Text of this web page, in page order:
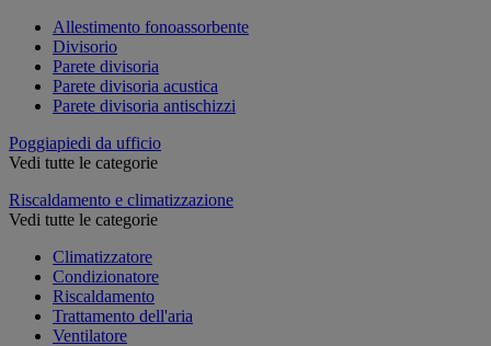
Allestimento fonoassorbente
Divisorio
Parete divisoria
Parete divisoria acustica
Parete divisoria antischizzi
Poggiapiedi da ufficio
Vedi tutte le categorie
Riscaldamento e climatizzazione
Vedi tutte le categorie
Climatizzatore
Condizionatore
Riscaldamento
Trattamento dell'aria
Ventilatore